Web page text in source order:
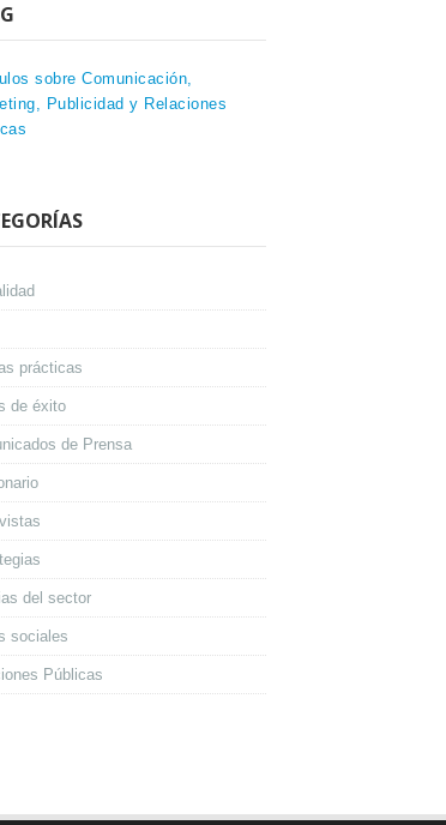
sobre Comunicación,
Publicidad y Relaciones
prácticas
de éxito
de Prensa
del sector
sociales
Públicas